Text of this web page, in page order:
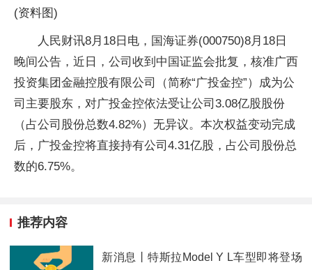
(资料图)
人民财讯8月18日电，国海证券(000750)8月18日
晚间公告，近日，公司收到中国证监会批复，核准广西
投资集团金融控股有限公司（简称“广投金控”）成为公
司主要股东，对广投金控依法受让公司3.08亿股股份
（占公司股份总数4.82%）无异议。本次权益变动完成
后，广投金控将直接持有公司4.31亿股，占公司股份总
数的6.75%。
推荐内容
新消息丨特斯拉Model Y L车型即将登场